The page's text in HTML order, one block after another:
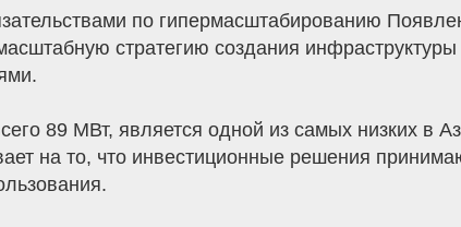
по гипермасштабированию
стратегию создания
89 МВт, является одной из самых низких в
на то, что инвестиционные решения